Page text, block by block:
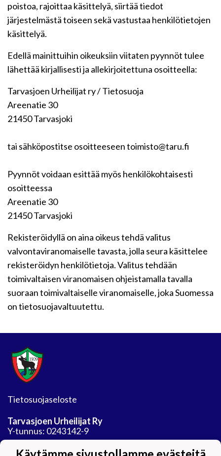
poistoa, rajoittaa käsittelyä, siirtää tiedot
järjestelmästä toiseen sekä vastustaa henkilötietojen
käsittelyä.
Edellä mainittuihin oikeuksiin viitaten pyynnöt tulee
lähettää kirjallisesti ja allekirjoitettuna osoitteella:
Tarvasjoen Urheilijat ry / Tietosuoja
Areenatie 30
21450 Tarvasjoki
tai sähköpostitse osoitteeseen toimisto@taru.fi
Pyynnöt voidaan esittää myös henkilökohtaisesti
osoitteessa
Areenatie 30
21450 Tarvasjoki
Rekisteröidyllä on aina oikeus tehdä valitus
valvontaviranomaiselle tavasta, jolla seura käsittelee
rekisteröidyn henkilötietoja. Valitus tehdään
toimivaltaisen viranomaisen ohjeistamalla tavalla
suoraan toimivaltaiselle viranomaiselle, joka Suomessa
on tietosuojavaltuutettu.
Tietosuojaseloste
Tarvasjoen Urheilijat Ry
Y-tunnus: 0243142-9
Jäähalli